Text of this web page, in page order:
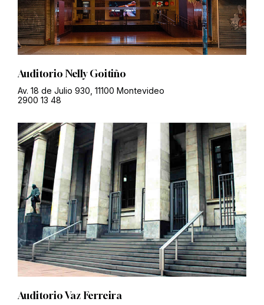
Auditorio Nelly Goitiño
Av. 18 de Julio 930, 11100 Montevideo
2900 13 48
Auditorio Vaz Ferreira